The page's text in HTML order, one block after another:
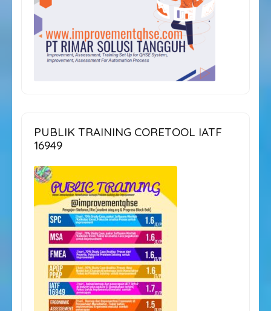
PUBLIK TRAINING CORETOOL IATF
16949